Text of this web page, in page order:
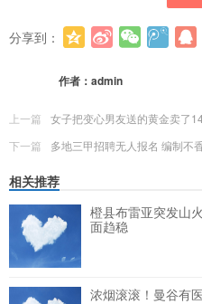
分享到：
作者： admin
上一篇
女子把变心男友送的黄金卖了
下一篇
多地三甲招聘无人报名 编制不
相关推荐
橙县布雷亚突发山
面趋稳
浓烟滚滚！曼谷有